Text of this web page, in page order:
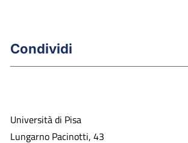
Condividi
Università di Pisa
Lungarno Pacinotti, 43